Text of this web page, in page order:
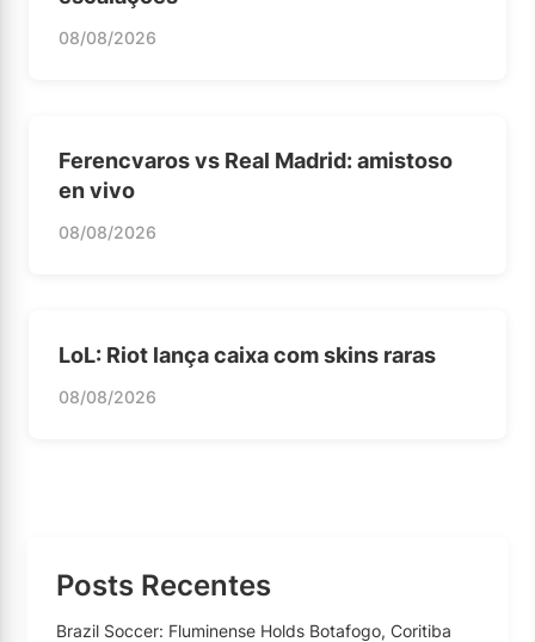
08/08/2026
Ferencvaros vs Real Madrid: amistoso
en vivo
08/08/2026
LoL: Riot lança caixa com skins raras
08/08/2026
Posts Recentes
Brazil Soccer: Fluminense Holds Botafogo, Coritiba